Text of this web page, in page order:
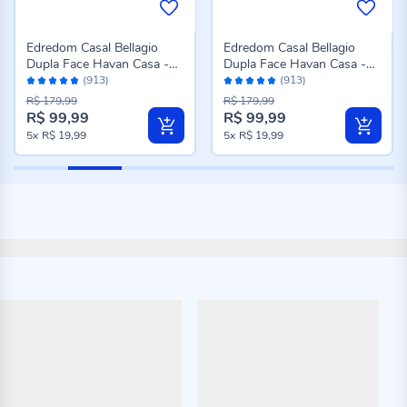
Avaliação:
96%
(913)
Edredom Casal Bellagio
Dupla Face Havan Casa -
Jade Floral Azul
Preço
especial
R$ 99,99
R$ 179,99
5x R$ 19,99
Avaliação:
96%
(913)
Edredom Casal Bellagio
Dupla Face Havan Casa -
Caio Geo Azul
Preço
especial
R$ 99,99
R$ 179,99
5x R$ 19,99